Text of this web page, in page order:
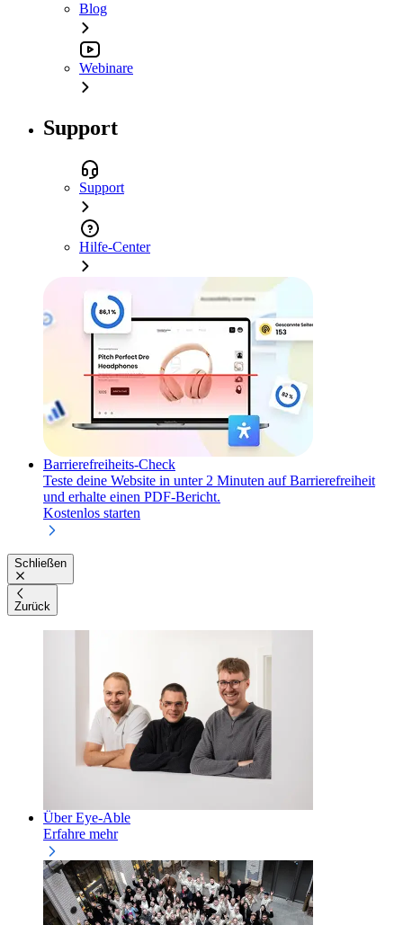
Blog
Webinare
Support
Support
Hilfe-Center
Barrierefreiheits-Check
Teste deine Website in unter 2 Minuten auf Barrierefreiheit
und erhalte einen PDF-Bericht.
Kostenlos starten
Schließen
Zurück
Über Eye-Able
Erfahre mehr